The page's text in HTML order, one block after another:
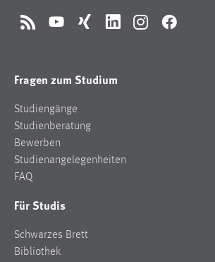
RSS YouTubeXing LinkedInInstagramFacebook
Fragen zum Studium
Studiengänge
Studienberatung
Bewerben
Studienangelegenheiten
FAQ
Für Studis
Schwarzes Brett
Bibliothek
Name:
Anbieter:
Facebook
Zweck:
Cookie Laufzeit: